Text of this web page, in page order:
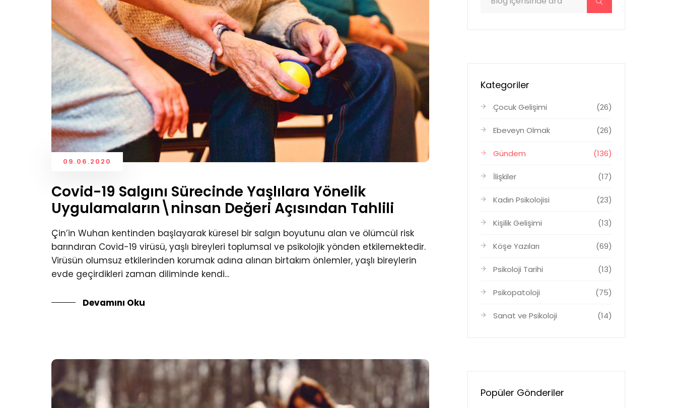
09.06.2020
Covid-19 Salgını Sürecinde Yaşlılara Yönelik
Uygulamaların\nİnsan Değeri Açısından Tahlili
Çin’in Wuhan kentinden başlayarak küresel bir salgın boyutunu alan ve ölümcül risk
barındıran Covid-19 virüsü, yaşlı bireyleri toplumsal ve psikolojik yönden etkilemektedir.
Virüsün olumsuz etkilerinden korumak adına alınan birtakım önlemler, yaşlı bireylerin
evde geçirdikleri zaman diliminde kendi...
Devamını Oku
Kategoriler
Çocuk Gelişimi (26)
Ebeveyn Olmak (26)
Gündem (136)
İlişkiler (17)
Kadın Psikolojisi (23)
Kişilik Gelişimi (13)
Köşe Yazıları (69)
Psikoloji Tarihi (13)
Psikopatoloji (75)
Sanat ve Psikoloji (14)
Popüler Gönderiler